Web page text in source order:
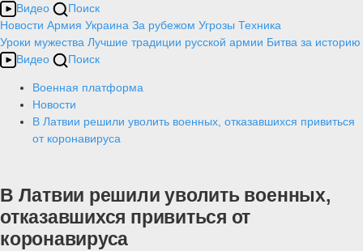
Видео
Поиск
Новости Армия Украина За рубежом Угрозы Техника
Уроки мужества Лучшие традиции русской армии Битва за историю
Видео
Поиск
Военная платформа
Новости
В Латвии решили уволить военных, отказавшихся привиться
от коронавируса
В Латвии решили уволить военных,
отказавшихся привиться от
коронавируса